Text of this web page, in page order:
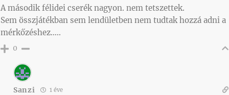
A második félidei cserék nagyon. nem tetszettek.
Sem összjátékban sem lendületben nem tudtak hozzá adni a
mérkőzéshez…..
0
Sanzi 1 éve